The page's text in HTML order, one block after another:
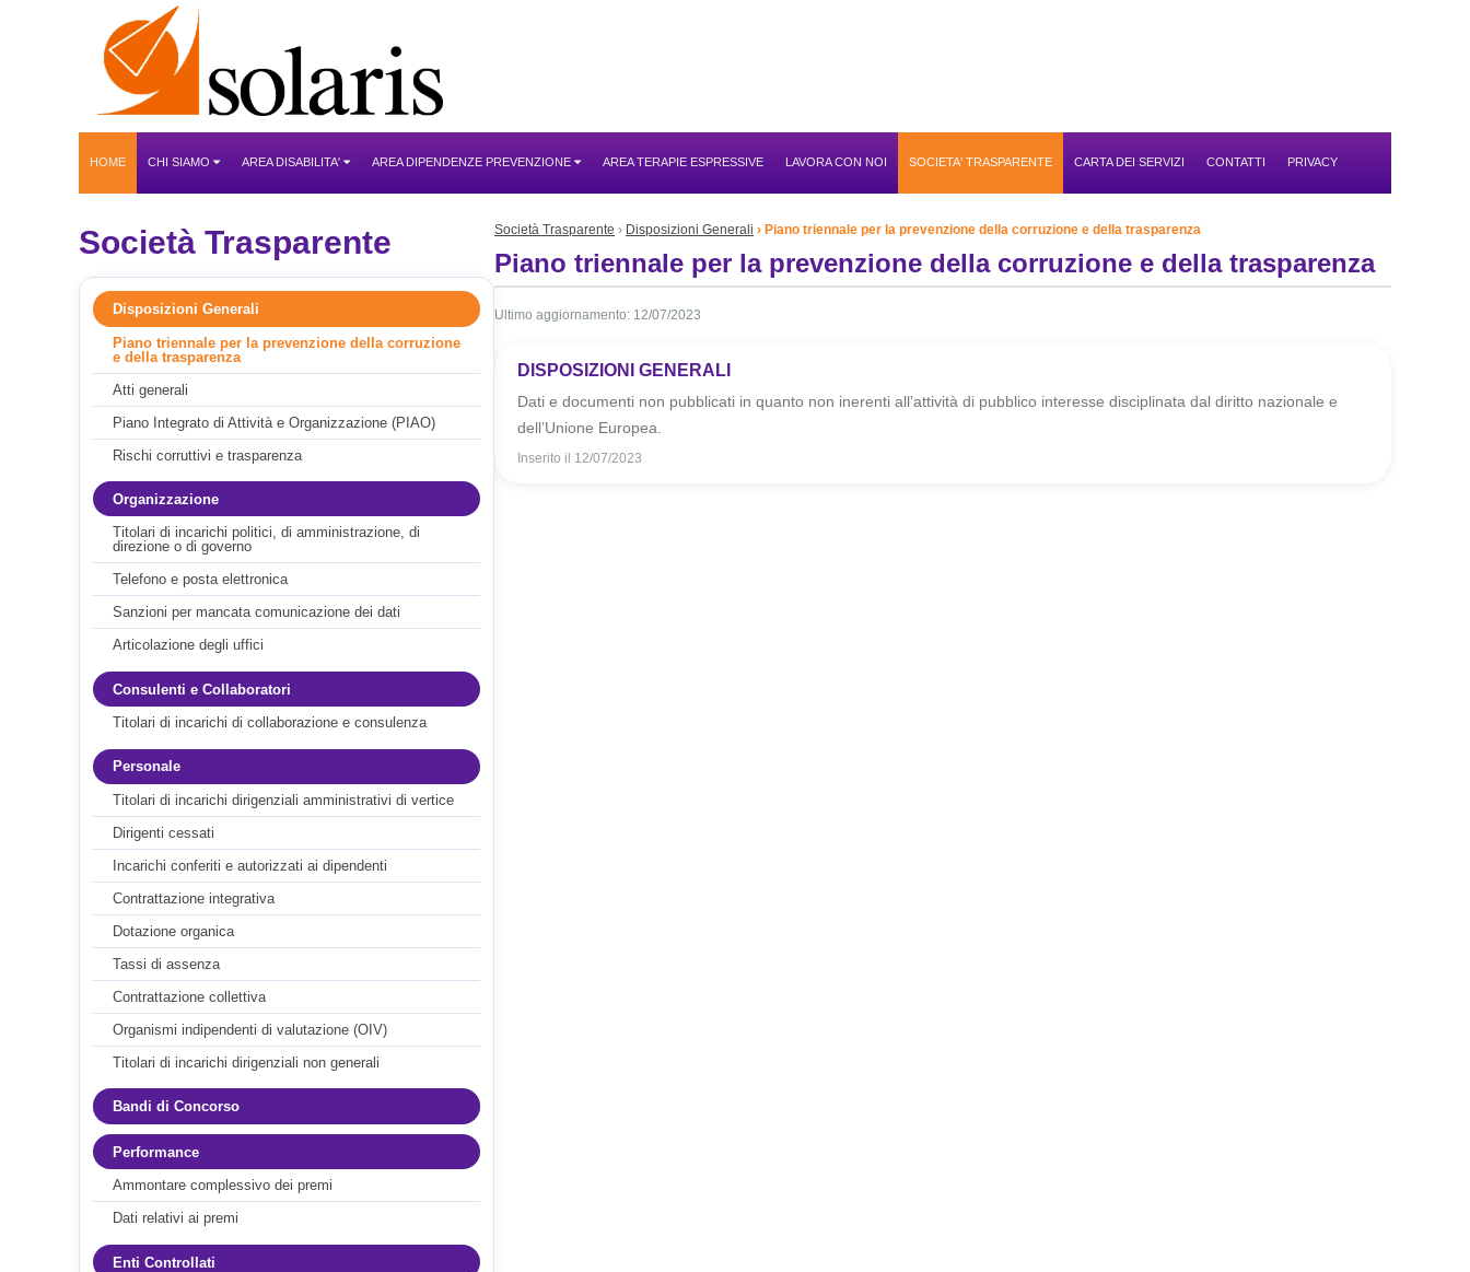
HOME CHI SIAMO AREA DISABILITA' AREA DIPENDENZE PREVENZIONE AREA TERAPIE ESPRESSIVE LAVORA CON NOI SOCIETA' TRASPARENTE CARTA DEI SERVIZI CONTATTI PRIVACY
Società Trasparente
Disposizioni Generali
Piano triennale per la prevenzione della corruzione
e della trasparenza
Atti generali
Piano Integrato di Attività e Organizzazione (PIAO)
Rischi corruttivi e trasparenza
Organizzazione
Titolari di incarichi politici, di amministrazione, di
direzione o di governo
Telefono e posta elettronica
Sanzioni per mancata comunicazione dei dati
Articolazione degli uffici
Consulenti e Collaboratori
Titolari di incarichi di collaborazione e consulenza
Personale
Titolari di incarichi dirigenziali amministrativi di vertice
Dirigenti cessati
Incarichi conferiti e autorizzati ai dipendenti
Contrattazione integrativa
Dotazione organica
Tassi di assenza
Contrattazione collettiva
Organismi indipendenti di valutazione (OIV)
Titolari di incarichi dirigenziali non generali
Bandi di Concorso
Performance
Ammontare complessivo dei premi
Dati relativi ai premi
Enti Controllati
Società Trasparente Disposizioni Generali Piano triennale per la prevenzione della corruzione e della trasparenza
Piano triennale per la prevenzione della corruzione e della trasparenza
Ultimo aggiornamento: 12/07/2023
DISPOSIZIONI GENERALI
Dati e documenti non pubblicati in quanto non inerenti all’attività di pubblico interesse disciplinata dal diritto nazionale e
dell’Unione Europea.
Inserito il 12/07/2023